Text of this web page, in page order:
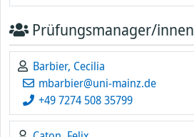
Prüfungsmanager/innen
Barbier, Cecilia
mbarbier@uni-mainz.de
+49 7274 508 35799